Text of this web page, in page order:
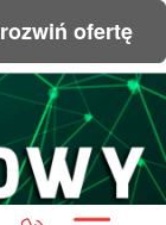
rozwiń ofertę